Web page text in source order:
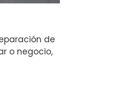
de
o negocio,